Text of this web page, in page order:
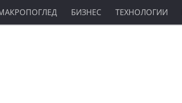
БИЗНЕС ТЕХНОЛОГИИ